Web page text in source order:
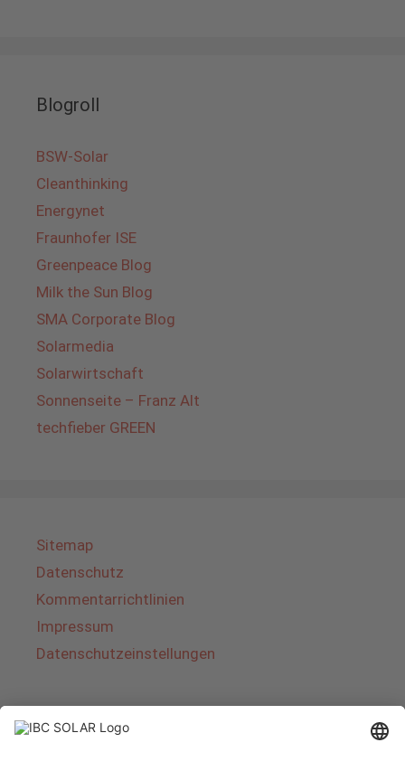
Blogroll
BSW-Solar
Cleanthinking
Energynet
Fraunhofer ISE
Greenpeace Blog
Milk the Sun Blog
SMA Corporate Blog
Solarmedia
Solarwirtschaft
Sonnenseite – Franz Alt
techfieber GREEN
Sitemap
Datenschutz
Kommentarrichtlinien
Impressum
Datenschutzeinstellungen
Über IBC SOLAR